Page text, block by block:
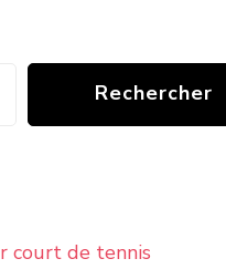
Rechercher
court de tennis